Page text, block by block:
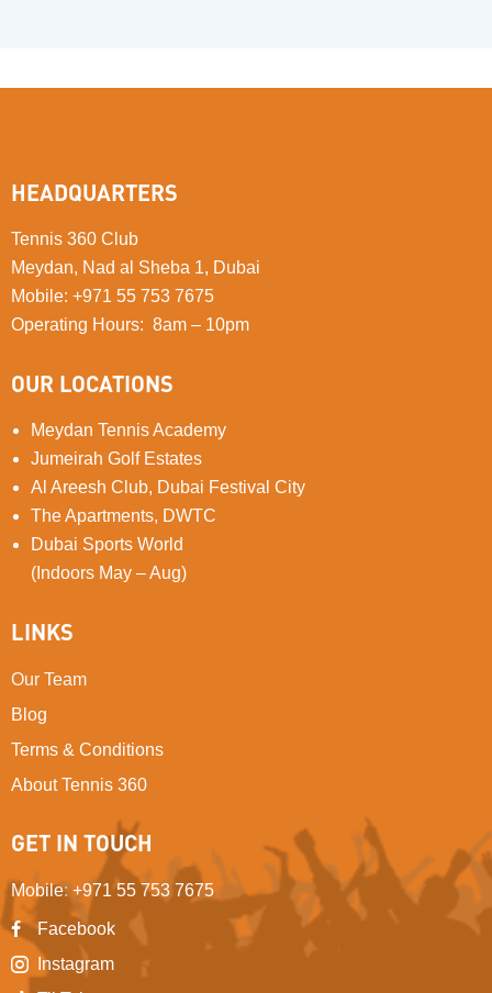
HEADQUARTERS
Tennis 360 Club
Meydan, Nad al Sheba 1, Dubai
Mobile: +971 55 753 7675
Operating Hours: 8am – 10pm
OUR LOCATIONS
Meydan Tennis Academy
Jumeirah Golf Estates
Al Areesh Club, Dubai Festival City
The Apartments, DWTC
Dubai Sports World
(Indoors May – Aug)
LINKS
Our Team
Blog
Terms & Conditions
About Tennis 360
GET IN TOUCH
Mobile: +971 55 753 7675
Facebook
Instagram